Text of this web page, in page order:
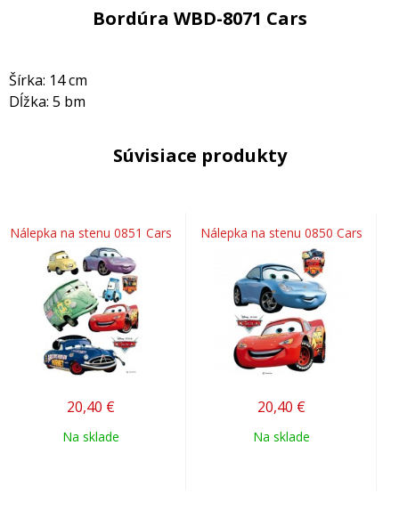
Bordúra WBD-8071 Cars
Šírka: 14 cm
Dĺžka: 5 bm
Súvisiace produkty
Nálepka na stenu 0851 Cars
20,40 €
Na sklade
Nálepka na stenu 0850 Cars
20,40 €
Na sklade